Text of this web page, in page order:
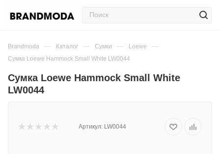
Brandmoda — Каталог — Сумки — Loewe —
Сумка Loewe Hammock Small White LW0044
Сумка Loewe Hammock Small White
LW0044
Артикул: LW0044